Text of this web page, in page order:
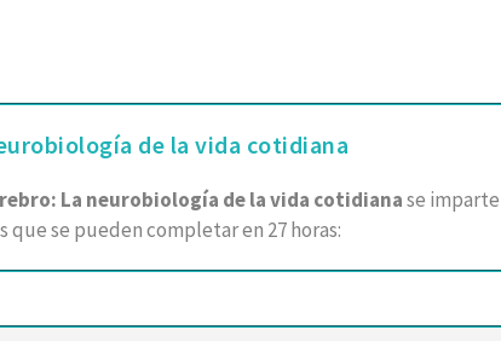
de la vida cotidiana
La neurobiología de la vida cotidianase
que se pueden completar en 27 horas: